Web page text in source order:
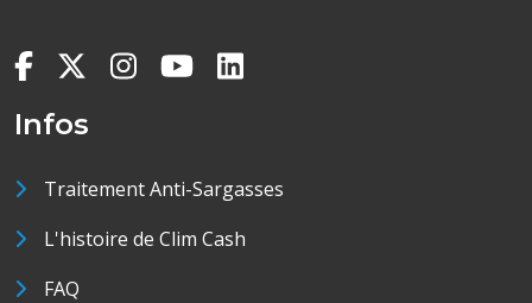
Infos
Traitement Anti-Sargasses
L'histoire de Clim Cash
FAQ